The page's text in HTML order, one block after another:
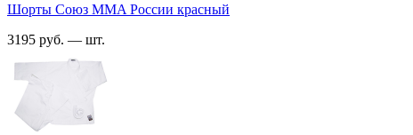
Шорты Союз MMA России красный
3195 руб. — шт.